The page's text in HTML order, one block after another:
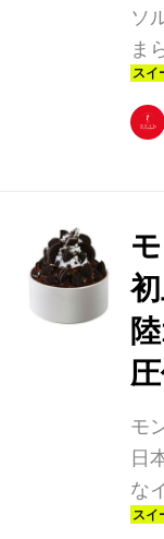
年
ソ
ま
ス
ア
ビ
(火
発
ュ
題
ル
に
や
ら
ク
モ
日
な
ザ